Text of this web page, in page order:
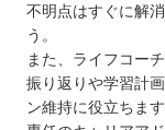
不明点はすぐに解
う。
また、ライフコー
振り返りや学習計
ン維持に役立ちます